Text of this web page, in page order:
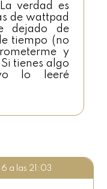
verdad es
de wattpad
dejado de
tiempo (no
y
tienes algo
lo leeré
a las 21:03